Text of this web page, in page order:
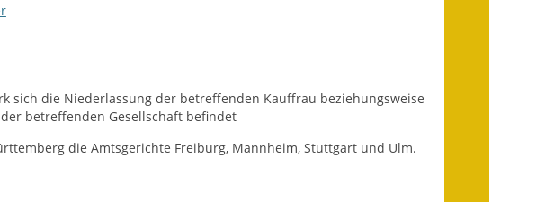
Mitteilungsblatt
Nachhaltigkeitsbericht
sich die Niederlassung der betreffenden Kauffrau beziehungsweise
betreffenden Gesellschaft befindet
die Amtsgerichte Freiburg, Mannheim, Stuttgart und Ulm.